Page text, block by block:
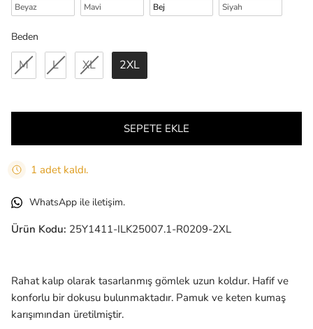
Beyaz Mavi Bej Siyah
Beden
Beden
M L XL 2XL
SEPETE EKLE
1 adet kaldı.
WhatsApp ile iletişim.
Ürün Kodu: 25Y1411-ILK25007.1-R0209-2XL
Rahat kalıp olarak tasarlanmış gömlek uzun koldur. Hafif ve
konforlu bir dokusu bulunmaktadır. Pamuk ve keten kumaş
karışımından üretilmiştir.